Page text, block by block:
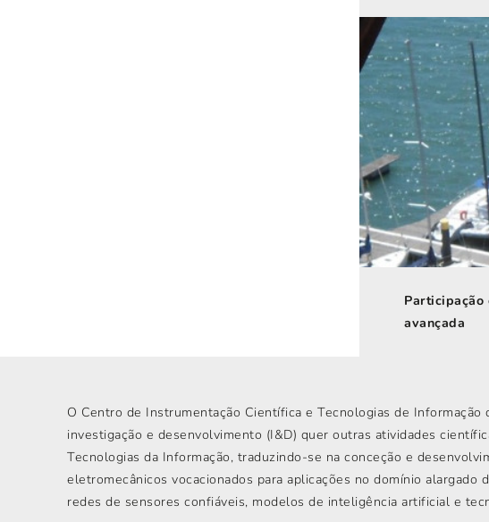
avançada
O Centro de Instrumentação Científica e Tecnologias de
investigação e desenvolvimento (I&D) quer outras atividades
Tecnologias da Informação, traduzindo-se na conceção e
eletromecânicos vocacionados para aplicações no domínio
redes de sensores confiáveis, modelos de inteligência artificial e